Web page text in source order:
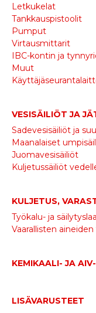
Letkukelat
Tankkauspistoolit
Pumput
Virtausmittarit
IBC-kontin ja
Muut
VESISÄILIÖT JA
Sadevesisäiliöt ja
Maanalaiset
Juomavesisäiliöt
Kuljetussäiliöt
KULJETUS,
Työkalu- ja
Vaarallisten
KEMIKAALI- JA
LISÄVARUSTEET